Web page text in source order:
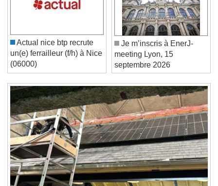
Play
Skip Backward
Skip Forward
Unmute
/
Duration-:-
Loaded:0%
Stream TypeLIVE
Seek to live, currently behind liveLIVE
Remaining Time-0:00
1x
Playback Rate
Chapters
Chapters
Actual nice btp recrute
un(e) ferrailleur (f/h) à Nice
(06000)
Je m’inscris à EnerJ-
meeting Lyon, 15
septembre 2026